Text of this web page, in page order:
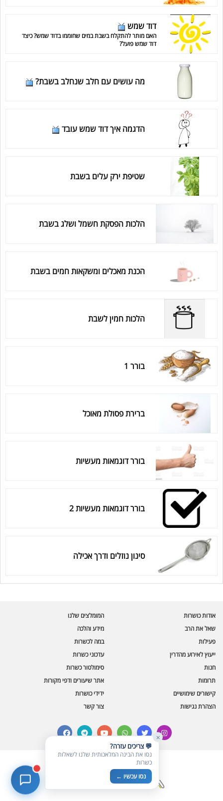
דוד שמש
האם מותר להתקלח בשבת במים שחוממו בדוד שמש? כיצד
דוד שמש פועל?
מה עושים עם חלב שנחלב בשבת?
הדגמה איך דוד שמש עובד​
שטיפת ירק עלים בשבת
הלכות הפסקת חשמל ושלג בשבת
הכנת מאכלים ומשקאות חמים בשבת
הלכות חמין לשבת
בורר 1
ברירת פסולת מאוכל
בורר דוגמאות מעשיות
בורר דוגמאות מעשיות 2
סינון נוזלים ודרך אכילה
אודות כושרות
שאל את הרב
פעילות
ייעוץ לאירוע מהדרין
המומלצים שלנו
מידע והלכה
במה לכשרות
עדכוני כשרות
חנות
תרומות
קישורים שימושיים
הצהרת נגישות
סימולטור כשרות
אתר שיעורים ודפי מקורות
ידידי כושרות
צור קשר
facebooktelegramyoutubewhatsapptwitter
instagram
© כל הזכויות שמורות לכושרות
עוזר הכשרות של כושרות
🪲 בדיקת חרקים
מספר כושרות ומאמרי האתר
🔀 תערובות כלים ומאכלים
✕
💬 צריכים עזרה?
נסו את הבינה המלאכותית שלנו לשאלות
כשרות
נסו עכשיו ←